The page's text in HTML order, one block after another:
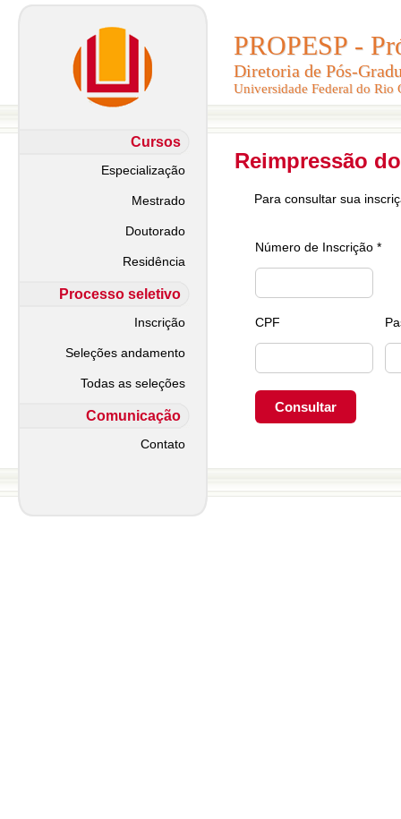
PROPESP -
Diretoria de Pós-
Universidade Federal do Rio
PROPESP -
Diretoria de Pós-
Universidade Federal do Rio
Cursos
Especialização
Mestrado
Doutorado
Residência
Processo seletivo
Inscrição
Seleções andamento
Todas as seleções
Comunicação
Contato
Reimpressão
Para consultar sua
Número de Inscrição *
CPF